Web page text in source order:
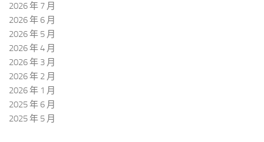
2026 年 7 月
2026 年 6 月
2026 年 5 月
2026 年 4 月
2026 年 3 月
2026 年 2 月
2026 年 1 月
2025 年 6 月
2025 年 5 月